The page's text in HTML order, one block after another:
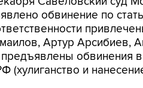
обвинение по
Артур Арсибиев,
обвинения
(хулиганство и